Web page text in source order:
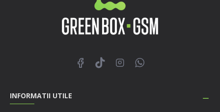
INFORMATII UTILE